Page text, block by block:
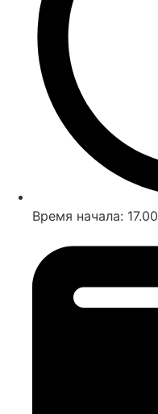
Время начала: 17.00